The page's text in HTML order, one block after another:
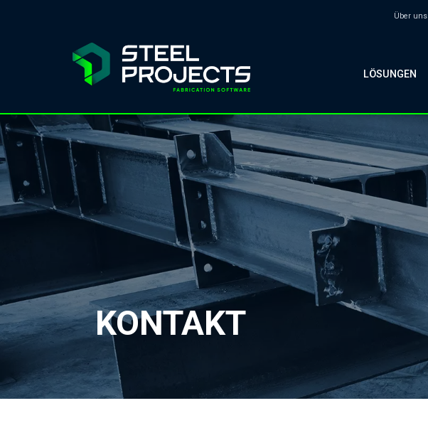
Über uns
LÖSUNGEN
KONTAKT